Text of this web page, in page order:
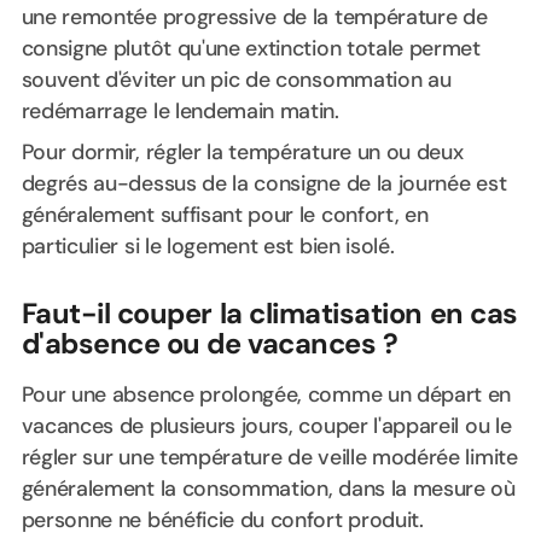
une remontée progressive de la température de
consigne plutôt qu'une extinction totale permet
souvent d'éviter un pic de consommation au
redémarrage le lendemain matin.
Pour dormir, régler la température un ou deux
degrés au-dessus de la consigne de la journée est
généralement suffisant pour le confort, en
particulier si le logement est bien isolé.
Faut-il couper la climatisation en cas
d'absence ou de vacances ?
Pour une absence prolongée, comme un départ en
vacances de plusieurs jours, couper l'appareil ou le
régler sur une température de veille modérée limite
généralement la consommation, dans la mesure où
personne ne bénéficie du confort produit.